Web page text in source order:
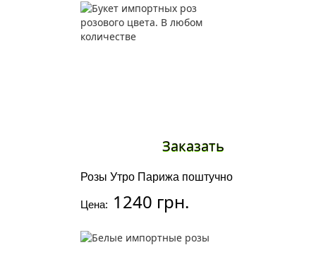
Розы Утро Парижа поштучно
Цена: 1240 грн.
Заказать